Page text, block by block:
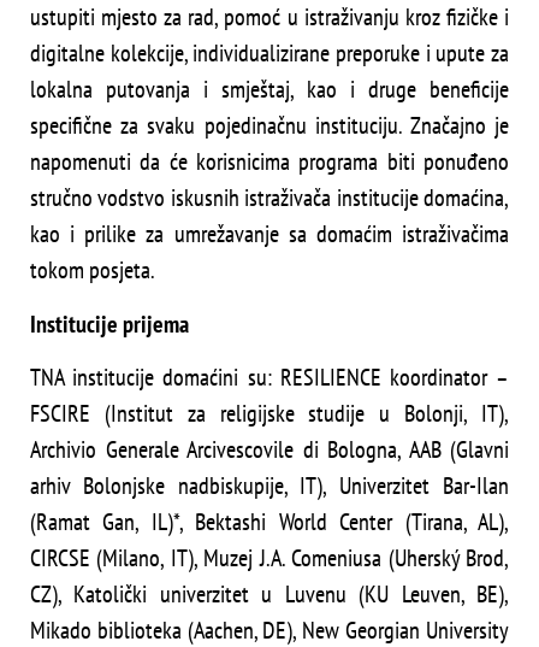
ustupiti mjesto za rad, pomoć u istraživanju kroz fizičke i
digitalne kolekcije, individualizirane preporuke i upute za
lokalna putovanja i smještaj, kao i druge beneficije
specifične za svaku pojedinačnu instituciju. Značajno je
napomenuti da će korisnicima programa biti ponuđeno
stručno vodstvo iskusnih istraživača institucije domaćina,
kao i prilike za umrežavanje sa domaćim istraživačima
tokom posjeta.
Institucije prijema
TNA institucije domaćini su: RESILIENCE koordinator –
FSCIRE (Institut za religijske studije u Bolonji, IT),
Archivio Generale Arcivescovile di Bologna, AAB (Glavni
arhiv Bolonjske nadbiskupije, IT), Univerzitet Bar-Ilan
(Ramat Gan, IL)*, Bektashi World Center (Tirana, AL),
CIRCSE (Milano, IT), Muzej J.A. Comeniusa (Uherský Brod,
CZ), Katolički univerzitet u Luvenu (KU Leuven, BE),
Mikado biblioteka (Aachen, DE), New Georgian University